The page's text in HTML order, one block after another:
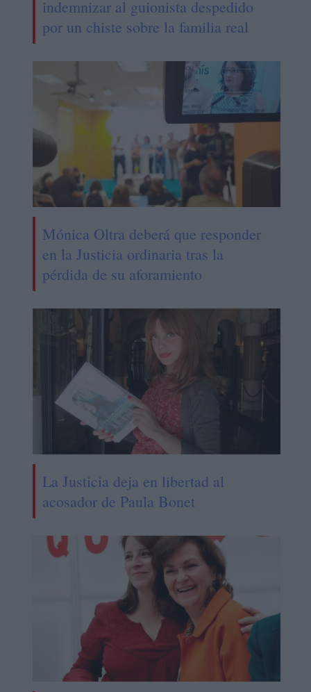
indemnizar al guionista despedido
por un chiste sobre la familia real
Mónica Oltra deberá que responder
en la Justicia ordinaria tras la
pérdida de su aforamiento
La Justicia deja en libertad al
acosador de Paula Bonet